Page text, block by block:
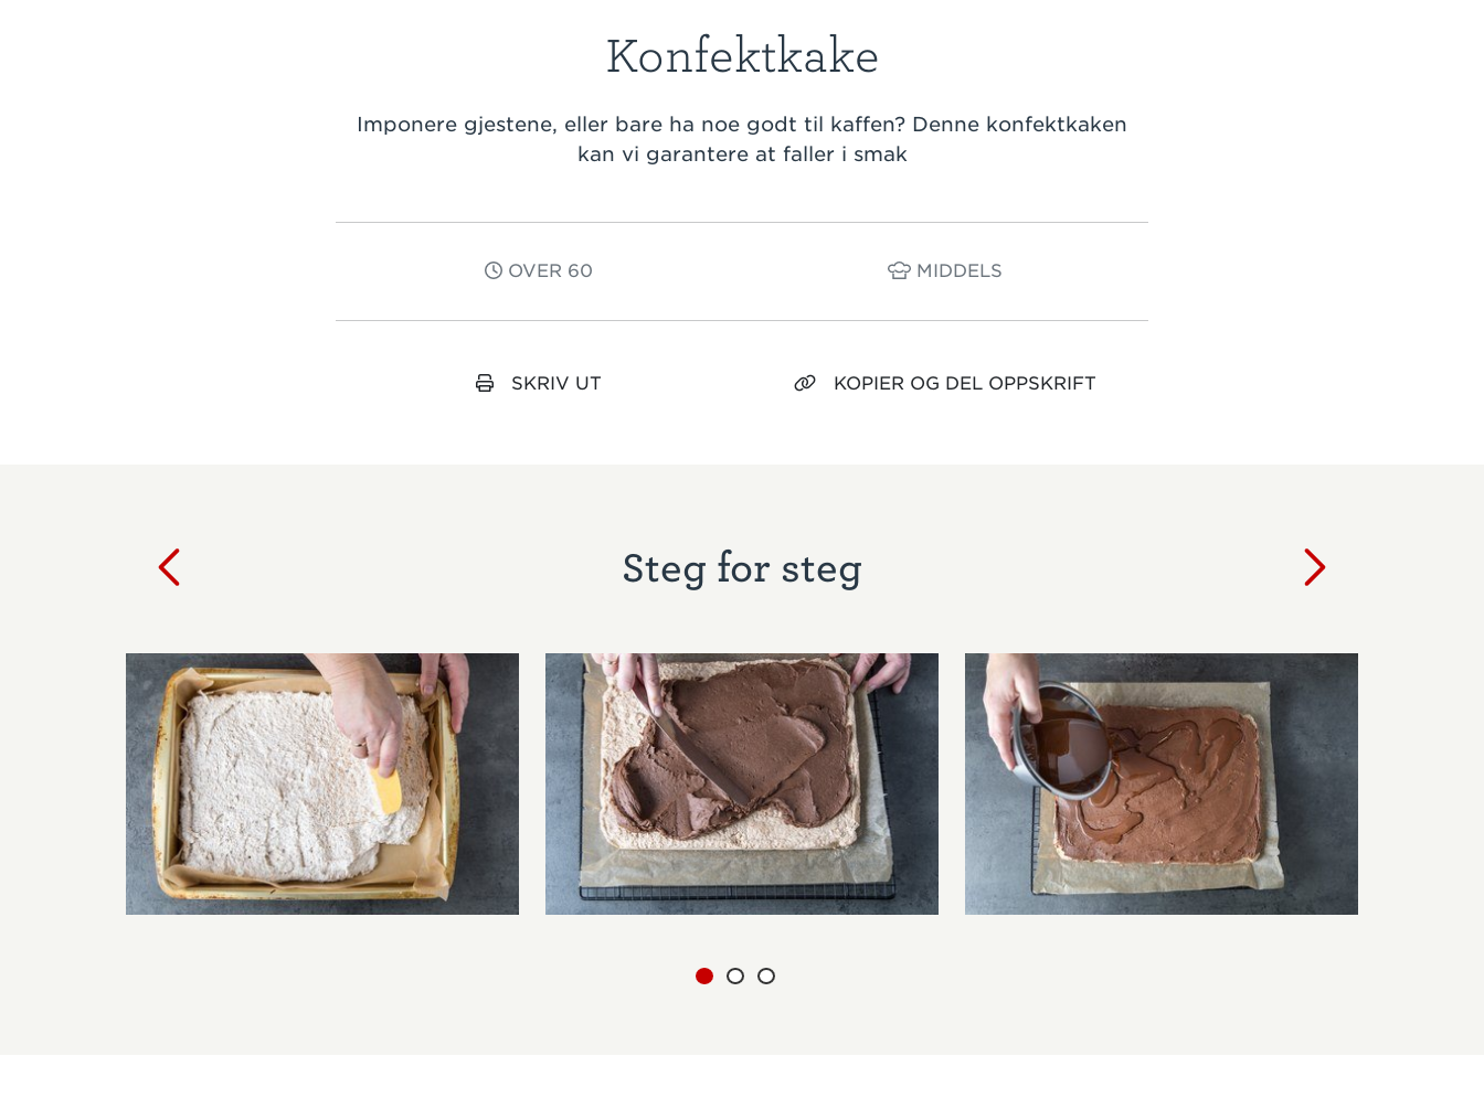
Konfektkake
Imponere gjestene, eller bare ha noe godt til kaffen? Denne konfektkaken
kan vi garantere at faller i smak
OVER 60 MIDDELS
SKRIV UT KOPIER OG DEL OPPSKRIFT
Steg for steg